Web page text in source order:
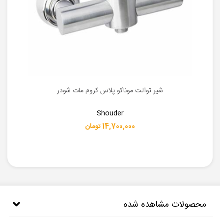
شیر توالت موناکو پلاس کروم مات شودر
Shouder
14,700,000 تومان
محصولات مشاهده شده